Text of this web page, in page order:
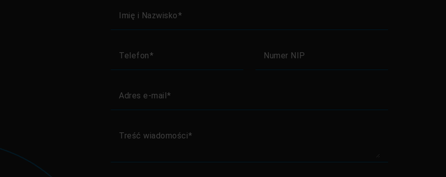
Imię i Nazwisko
Telefon Numer NIP
Adres e-mail
Treść wiadomości